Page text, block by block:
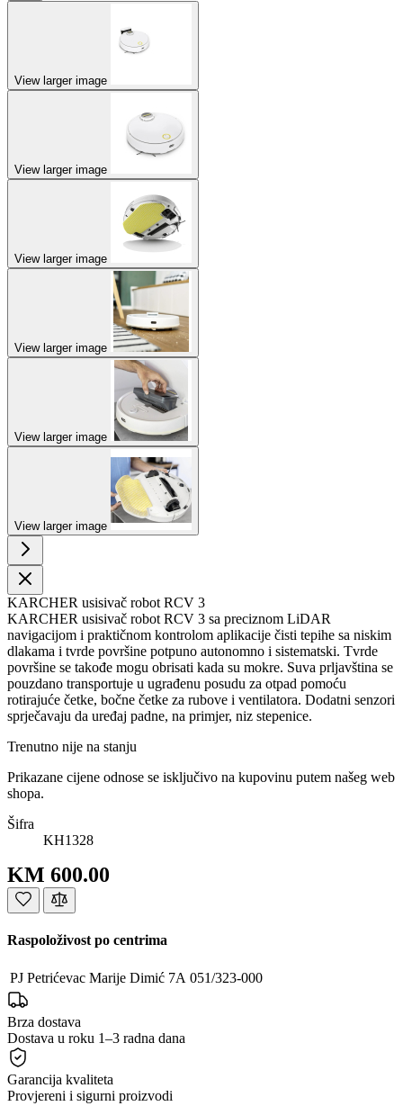
View larger image
View larger image
View larger image
View larger image
View larger image
View larger image
KARCHER usisivač robot RCV 3
KARCHER usisivač robot RCV 3 sa preciznom LiDAR
navigacijom i praktičnom kontrolom aplikacije čisti tepihe sa niskim
dlakama i tvrde površine potpuno autonomno i sistematski. Tvrde
površine se takođe mogu obrisati kada su mokre. Suva prljavština se
pouzdano transportuje u ugrađenu posudu za otpad pomoću
rotirajuće četke, bočne četke za rubove i ventilatora. Dodatni senzori
sprječavaju da uređaj padne, na primjer, niz stepenice.
Trenutno nije na stanju
Prikazane cijene odnose se isključivo na kupovinu putem našeg web
shopa.
Šifra
KH1328
KM 600.00
Raspoloživost po centrima
PJ Petrićevac Marije Dimić 7A 051/323-000
Brza dostava
Dostava u roku 1–3 radna dana
Garancija kvaliteta
Provjereni i sigurni proizvodi